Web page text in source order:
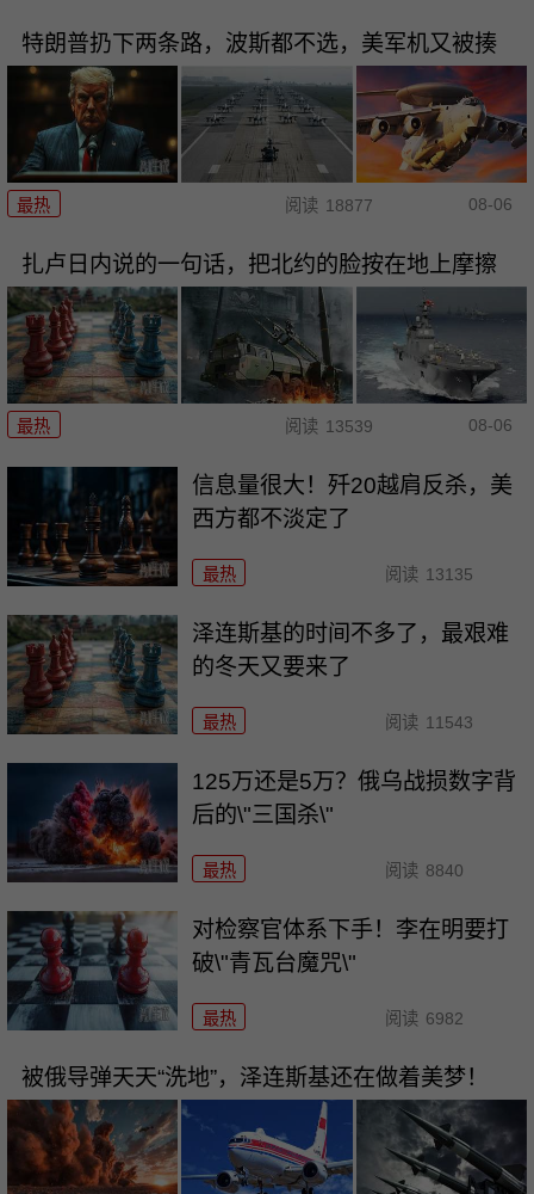
特朗普扔下两条路，波斯都不选，美军机又被揍
最热 阅读 18877 08-06
扎卢日内说的一句话，把北约的脸按在地上摩擦
最热 阅读 13539 08-06
信息量很大！歼20越肩反杀，美
西方都不淡定了
最热 阅读 13135
泽连斯基的时间不多了，最艰难
的冬天又要来了
最热 阅读 11543
125万还是5万？俄乌战损数字背
后的\"三国杀\"
最热 阅读 8840
对检察官体系下手！李在明要打
破\"青瓦台魔咒\"
最热 阅读 6982
被俄导弹天天“洗地”，泽连斯基还在做着美梦！